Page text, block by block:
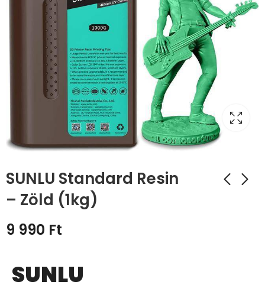
SUNLU Standard Resin
– Zöld (1kg)
9 990 Ft
SUNLU